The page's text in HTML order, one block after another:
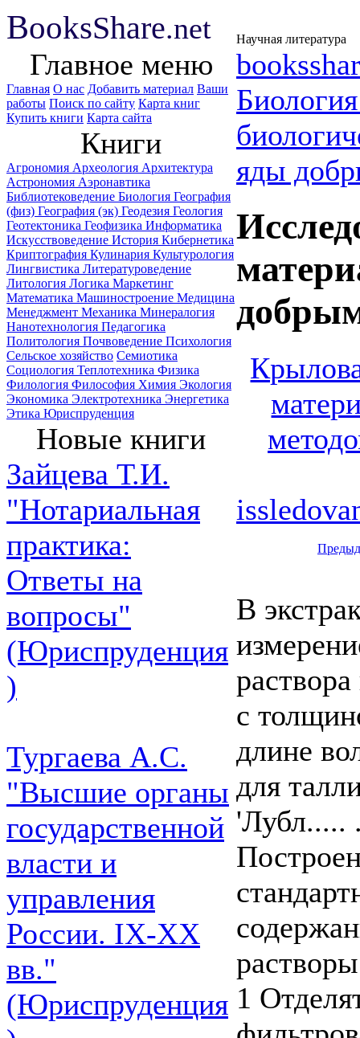
BooksShare.net Научная литература
Главное меню
Главная О нас Добавить материал Ваши
работы Поиск по сайту Карта книг
Купить книги Карта сайта
Книги
Агрономия Археология Архитектура
Астрономия Аэронавтика
Библиотековедение Биология География
(физ) География (эк) Геодезия Геология
Геотектоника Геофизика Информатика
Искусствоведение История Кибернетика
Криптография Кулинария Культурология
Лингвистика Литературоведение
Литология Логика Маркетинг
Математика Машиностроение Медицина
Менеджмент Механика Минералогия
Нанотехнология Педагогика
Политология Почвоведение Психология
Сельское хозяйство Семиотика
Социология Теплотехника Физика
Филология Философия Химия Экология
Экономика Электротехника Энергетика
Этика Юриспруденция
Новые книги
Зайцева Т.И.
"Нотариальная
практика:
Ответы на
вопросы"
(Юриспруденция
)
Тургаева А.С.
"Высшие органы
государственной
власти и
управления
России. IХ-ХХ
вв."
(Юриспруденция
яды
В
с
длине
для
'Лубл.....
1